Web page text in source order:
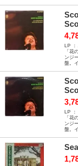
LP ：
「花
ンジ
盤。
LP ：
「花
ンジ
盤。